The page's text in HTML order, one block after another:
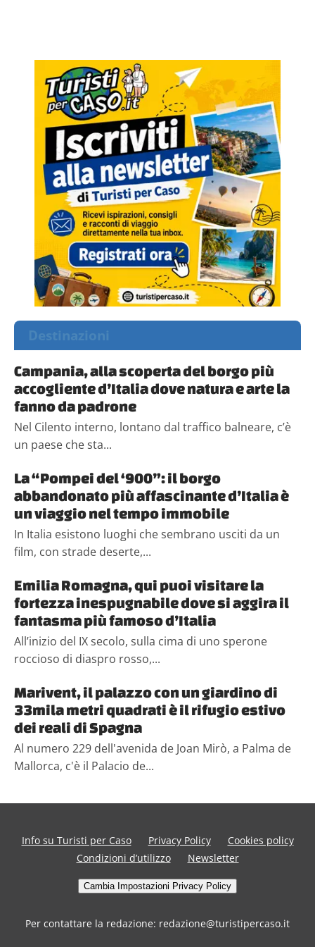
Destinazioni
Campania, alla scoperta del borgo più
accogliente d’Italia dove natura e arte la
fanno da padrone
Nel Cilento interno, lontano dal traffico balneare, c’è
un paese che sta...
La “Pompei del ‘900”: il borgo
abbandonato più affascinante d’Italia è
un viaggio nel tempo immobile
In Italia esistono luoghi che sembrano usciti da un
film, con strade deserte,...
Emilia Romagna, qui puoi visitare la
fortezza inespugnabile dove si aggira il
fantasma più famoso d’Italia
All’inizio del IX secolo, sulla cima di uno sperone
roccioso di diaspro rosso,...
Marivent, il palazzo con un giardino di
33mila metri quadrati è il rifugio estivo
dei reali di Spagna
Al numero 229 dell'avenida de Joan Mirò, a Palma de
Mallorca, c'è il Palacio de...
Info su Turisti per Caso Privacy Policy
Cookies policy
Condizioni d’utilizzo
Newsletter
Cambia Impostazioni Privacy Policy
Per contattare la redazione: redazione@turistipercaso.it